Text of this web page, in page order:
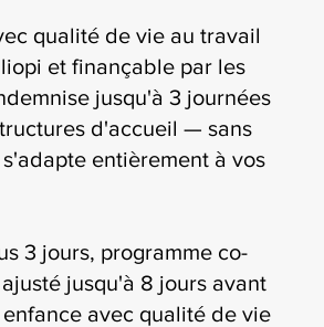
qualité de vie au travail
et finançable par les
jusqu'à 3 journées
d'accueil — sans
entièrement à vos
3 jours, programme co-
jusqu'à 8 jours avant
avec qualité de vie